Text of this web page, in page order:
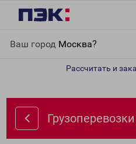
Ваш город Москва?
Рассчитать и